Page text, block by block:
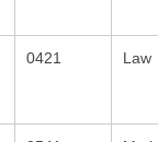
0421 Law